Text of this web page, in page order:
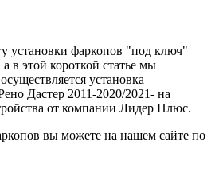
установки фаркопов "под ключ"
в этой короткой статье мы
установка
Дастер 2011-2020/2021- на
от компании Лидер Плюс.
вы можете на нашем сайте по